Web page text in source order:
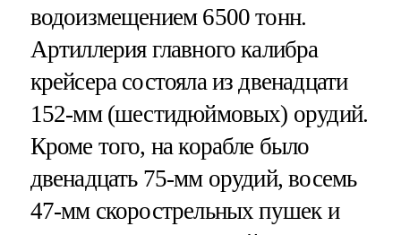
водоизмещением 6500 тонн.
Артиллерия главного калибра
крейсера состояла из двенадцати
152-мм (шестидюймовых) орудий.
Кроме того, на корабле было
двенадцать 75-мм орудий, восемь
47-мм скорострельных пушек и